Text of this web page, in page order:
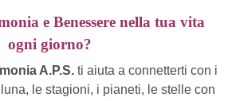
e Benessere nella tua vita
ogni giorno?
A.P.S. ti aiuta a connetterti con i
luna, le stagioni, i pianeti, le stelle con